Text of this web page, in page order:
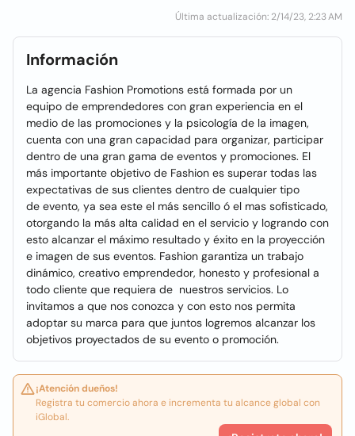
Última actualización: 2/14/23, 2:23 AM
Información
La agencia Fashion Promotions está formada por un
equipo de emprendedores con gran experiencia en el
medio de las promociones y la psicología de la imagen,
cuenta con una gran capacidad para organizar, participar
dentro de una gran gama de eventos y promociones. El
más importante objetivo de Fashion es superar todas las
expectativas de sus clientes dentro de cualquier tipo
de evento, ya sea este el más sencillo ó el mas sofisticado,
otorgando la más alta calidad en el servicio y logrando con
esto alcanzar el máximo resultado y éxito en la proyección
e imagen de sus eventos. Fashion garantiza un trabajo
dinámico, creativo emprendedor, honesto y profesional a
todo cliente que requiera de nuestros servicios. Lo
invitamos a que nos conozca y con esto nos permita
adoptar su marca para que juntos logremos alcanzar los
objetivos proyectados de su evento o promoción.
¡Atención dueños!
Registra tu comercio ahora e incrementa tu alcance global con
iGlobal.